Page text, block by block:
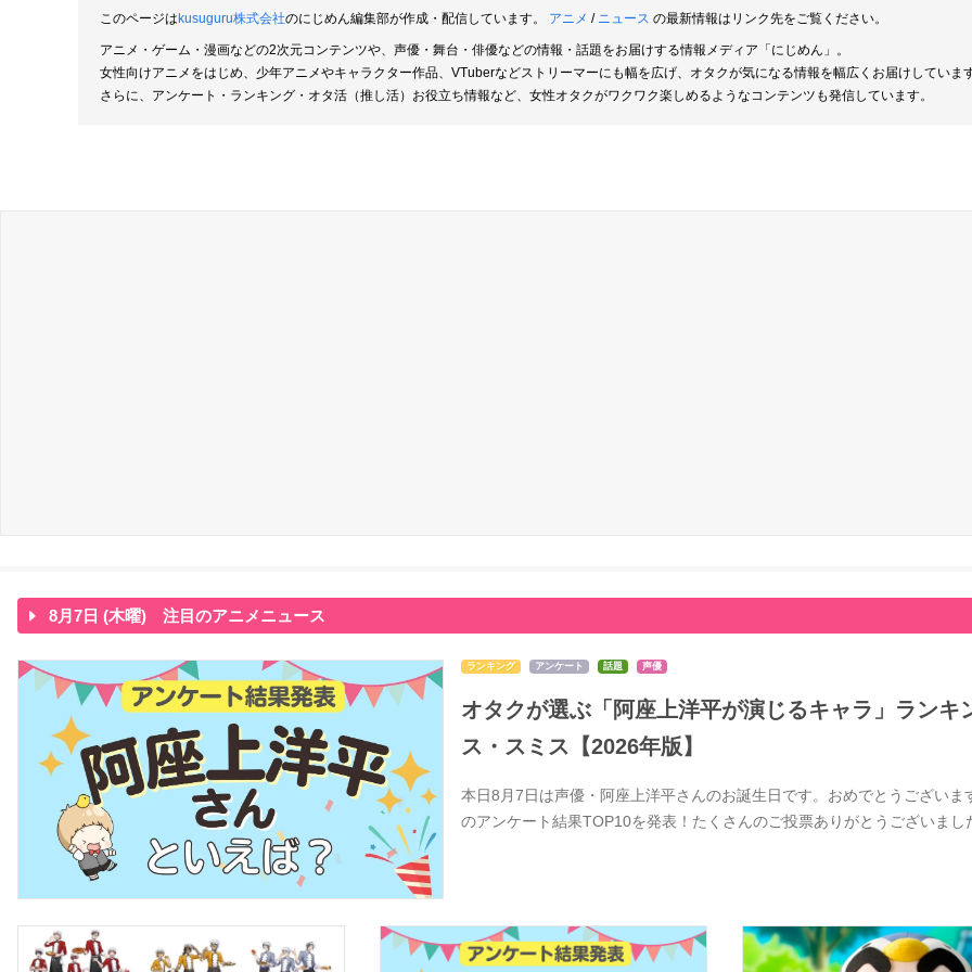
このページはkusuguru株式会社のにじめん編集部が作成・配信しています。 アニメ / ニュース の最新情報はリンク先をご覧ください。
アニメ・ゲーム・漫画などの2次元コンテンツや、声優・舞台・俳優などの情報・話題をお届けする情報メディア「にじめん」。
女性向けアニメをはじめ、少年アニメやキャラクター作品、VTuberなどストリーマーにも幅を広げ、オタクが気になる情報を幅広くお届けしていま
さらに、アンケート・ランキング・オタ活（推し活）お役立ち情報など、女性オタクがワクワク楽しめるようなコンテンツも発信しています。
8月7日 (木曜) 注目のアニメニュース
ランキング アンケート 話題 声優
オタクが選ぶ「阿座上洋平が演じるキャラ」ラン
ス・スミス【2026年版】
本日8月7日は声優・阿座上洋平さんのお誕生日です。おめでとうござい
のアンケート結果TOP10を発表！たくさんのご投票ありがとうございま